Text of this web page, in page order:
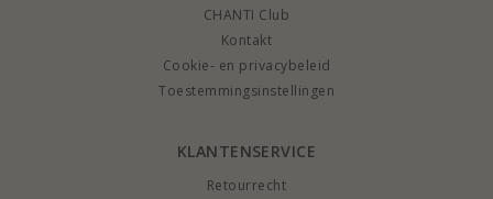
CHANTI Club
Kontakt
Cookie- en privacybeleid
Toestemmingsinstellingen
KLANTENSERVICE
Retourrecht